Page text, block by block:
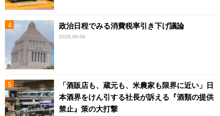
政治日程でみる消費税率引き下げ議論
2026.08.06
「酒販店も、蔵元も、米農家も限界に近い」日
本酒界をけん引する社長が訴える『酒類の提供
禁止』策の大打撃